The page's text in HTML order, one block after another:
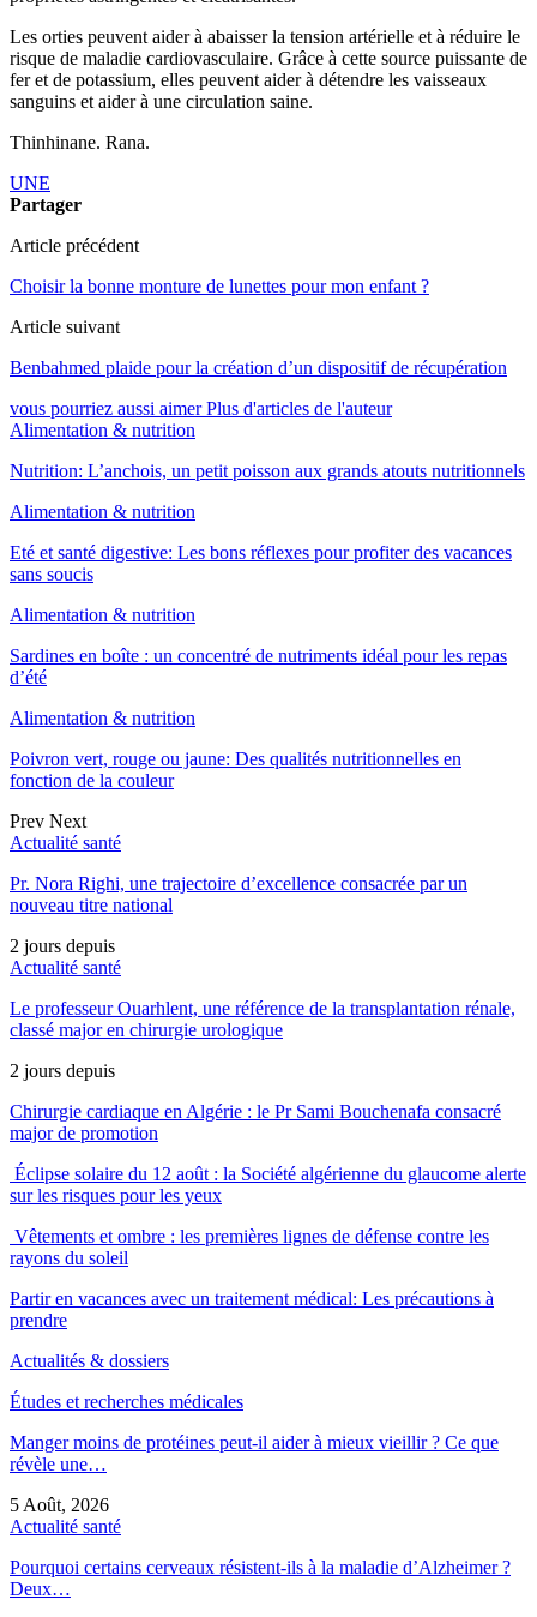
Les orties peuvent aider à abaisser la tension artérielle et à réduire le
risque de maladie cardiovasculaire. Grâce à cette source puissante de
fer et de potassium, elles peuvent aider à détendre les vaisseaux
sanguins et aider à une circulation saine.
Thinhinane. Rana.
UNE
Partager
Article précédent
Choisir la bonne monture de lunettes pour mon enfant ?
Article suivant
Benbahmed plaide pour la création d’un dispositif de récupération
vous pourriez aussi aimer Plus d'articles de l'auteur
Alimentation & nutrition
Nutrition: L’anchois, un petit poisson aux grands atouts nutritionnels
Alimentation & nutrition
Eté et santé digestive: Les bons réflexes pour profiter des vacances
sans soucis
Alimentation & nutrition
Sardines en boîte : un concentré de nutriments idéal pour les repas
d’été
Alimentation & nutrition
Poivron vert, rouge ou jaune: Des qualités nutritionnelles en
fonction de la couleur
Prev Next
Actualité santé
Pr. Nora Righi, une trajectoire d’excellence consacrée par un
nouveau titre national
2 jours depuis
Actualité santé
Le professeur Ouarhlent, une référence de la transplantation rénale,
classé major en chirurgie urologique
2 jours depuis
Chirurgie cardiaque en Algérie : le Pr Sami Bouchenafa consacré
major de promotion
Éclipse solaire du 12 août : la Société algérienne du glaucome alerte
sur les risques pour les yeux
Vêtements et ombre : les premières lignes de défense contre les
rayons du soleil
Partir en vacances avec un traitement médical: Les précautions à
prendre
Actualités & dossiers
Études et recherches médicales
Manger moins de protéines peut-il aider à mieux vieillir ? Ce que
révèle une…
5 Août, 2026
Actualité santé
Pourquoi certains cerveaux résistent-ils à la maladie d’Alzheimer ?
Deux…